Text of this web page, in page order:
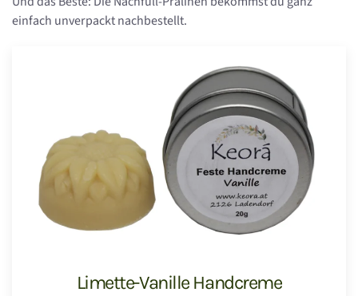
einfach unverpackt nachbestellt.
Limette-Vanille Handcreme